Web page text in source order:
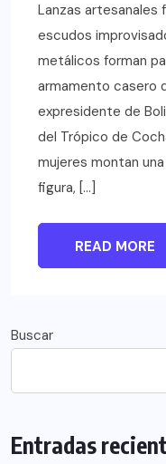
Lanzas artesanales
escudos
metálicos forman
armamento casero
expresidente de
del Trópico de
mujeres montan
figura, […]
READ MORE
Buscar
Entradas